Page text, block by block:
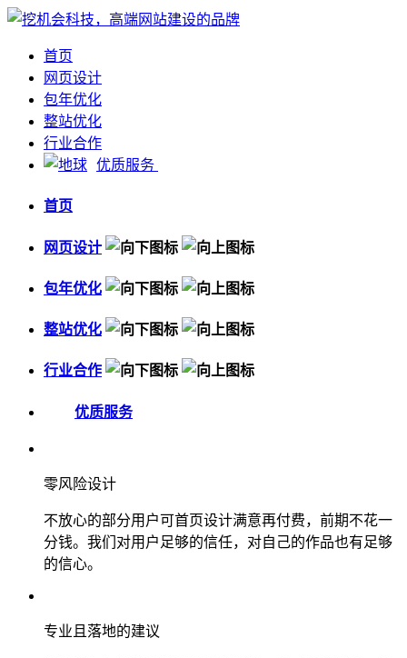
首页
网页设计
包年优化
整站优化
行业合作
优质服务
首页
网页设计
包年优化
整站优化
行业合作
优质服务
零风险设计
不放心的部分用户可首页设计满意再付费，前期不花一
分钱。我们对用户足够的信任，对自己的作品也有足够
的信心。
专业且落地的建议